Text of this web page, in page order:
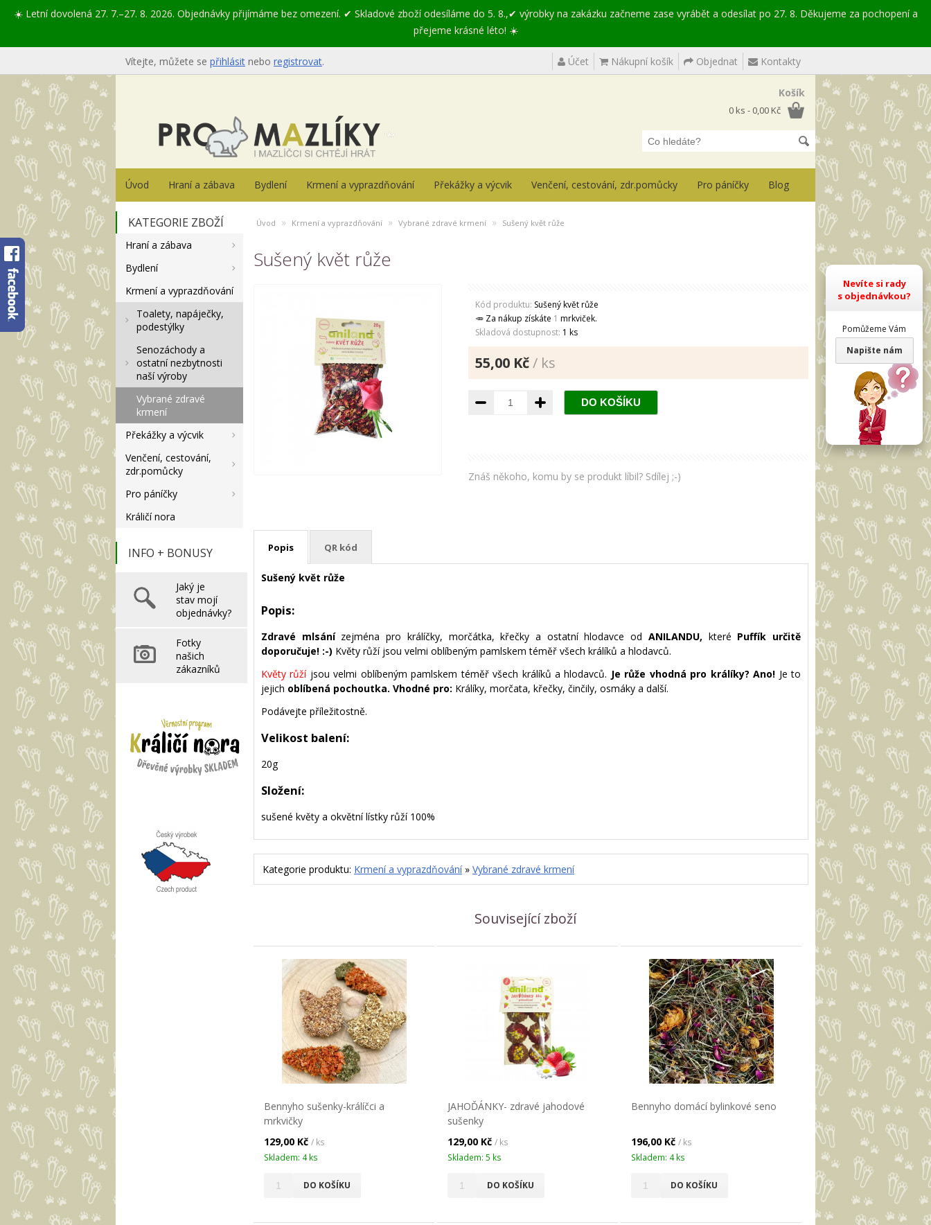
☀️ Letní dovolená 27. 7.–27. 8. 2026. Objednávky přijímáme bez omezení. ✔ Skladové zboží odesíláme do 5. 8.,✔ výrobky na zakázku začneme zase vyrábět a odesílat po 27. 8. Děkujeme za pochopení a
přejeme krásné léto! ☀️
Vítejte, můžete se přihlásit nebo registrovat. Účet Nákupní košík Objednat Kontakty
Košík
0 ks - 0,00 Kč
Úvod Hraní a zábava Bydlení Krmení a vyprazdňování Překážky a výcvik Venčení, cestování, zdr.pomůcky Pro páníčky Blog
KATEGORIE ZBOŽÍ
Hraní a zábava
Bydlení
Krmení a vyprazdňování
Toalety, napáječky,
podestýlky
Senozáchody a
ostatní nezbytnosti
naší výroby
Vybrané zdravé
krmení
Překážky a výcvik
Venčení, cestování,
zdr.pomůcky
Pro páníčky
Králičí nora
INFO + BONUSY
Jaký je
stav mojí
objednávky?
Fotky
našich
zákazníků
Úvod » Krmení a vyprazdňování » Vybrané zdravé krmení » Sušený květ růže
Sušený květ růže
Kód produktu: Sušený květ růže
🥕 Za nákup získáte 1 mrkviček.
Skladová dostupnost: 1 ks
55,00 Kč/ ks
Znáš někoho, komu by se produkt líbil? Sdílej ;-)
Popis QR kód
Sušený květ růže
Popis:
Zdravé mlsání zejména pro králíčky, morčátka, křečky a ostatní hlodavce od ANILANDU, které Puffík určitě
doporučuje! :-) Květy růží jsou velmi oblíbeným pamlskem téměř všech králíků a hlodavců.
Květy růžíjsou velmi oblíbeným pamlskem téměř všech králíků a hlodavců. Je růže vhodná pro králíky? Ano! Je to
jejich oblíbená pochoutka. Vhodné pro: Králíky, morčata, křečky, činčily, osmáky a další.
Podávejte příležitostně.
Velikost balení:
20g
Složení:
sušené květy a okvětní lístky růží 100%
Kategorie produktu: Krmení a vyprazdňování» Vybrané zdravé krmení
Související zboží
Bennyho sušenky-králíčci a
mrkvičky
129,00 Kč / ks
Skladem: 4 ks
DO KOŠÍKU
JAHOĎÁNKY- zdravé jahodové
sušenky
129,00 Kč/ ks
Skladem: 5 ks
DO KOŠÍKU
Bennyho domácí bylinkové seno
196,00 Kč/ ks
Skladem: 4 ks
DO KOŠÍKU
Nevíte si rady
s objednávkou?
Pomůžeme Vám
Napište nám